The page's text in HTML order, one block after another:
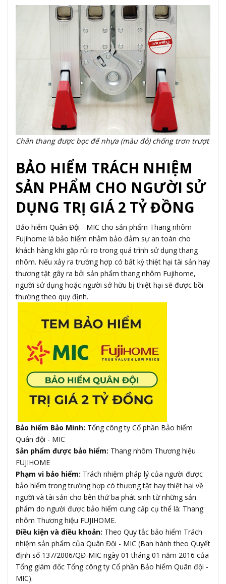
Chân thang được bọc đế nhựa (màu đỏ) chống trơn trượt
BẢO HIỂM TRÁCH NHIỆM
SẢN PHẨM CHO NGƯỜI SỬ
DỤNG TRỊ GIÁ 2 TỶ ĐỒNG
Bảo hiểm Quân Đội - MIC cho sản phẩm Thang nhôm
Fujihome là bảo hiểm nhằm bảo đảm sự an toàn cho
khách hàng khi gặp rủi ro trong quá trình sử dụng thang
nhôm. Nếu xảy ra trường hợp có bất kỳ thiệt hại tài sản hay
thương tật gây ra bởi sản phẩm thang nhôm Fujihome,
người sử dụng hoặc người sở hữu bị thiệt hại sẽ được bồi
thường theo quy định.
Bảo hiểm Bảo Minh: Tổng công ty Cổ phần Bảo hiểm
Quân đội - MIC
Sản phẩm được bảo hiểm: Thang nhôm Thương hiệu
FUJIHOME
Phạm vi bảo hiểm: Trách nhiệm pháp lý của người được
bảo hiểm trong trường hợp có thương tật hay thiệt hại về
người và tài sản cho bên thứ ba phát sinh từ những sản
phẩm do người được bảo hiểm cung cấp cụ thể là: Thang
nhôm Thương hiệu FUJIHOME.
Điều kiện và điều khoản: Theo Quy tắc bảo hiểm Trách
nhiệm sản phẩm của Quân Đội - MIC (Ban hành theo Quyết
định số 137/2006/QĐ-MIC ngày 01 tháng 01 năm 2016 của
Tổng giám đốc Tổng công ty Cổ phần Bảo hiểm Quân đội -
MIC).